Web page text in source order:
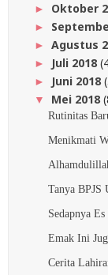
► Oktober
►
► Agustus
► Juli 2018
► Juni 2018
▼ Mei 2018
Rutinitas
Menikmati
Tanya BPJS
Sedapnya
Emak Ini
Cerita